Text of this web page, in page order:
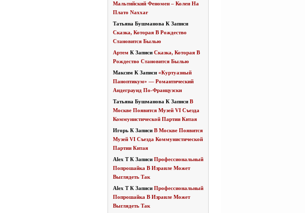
Мальтийский Феномен – Колеи На
Плато Naxxar
Татьяна Бушманова К Записи
Сказка, Которая В Рождество
Становится Былью
Артем К Записи Сказка, Которая В
Рождество Становится Былью
Максим К Записи «Куртуазный
Паноптикум» — Романтический
Андеграунд По-Французски
Татьяна Бушманова К Записи В
Москве Появится Музей VI Съезда
Коммунистической Партии Китая
ИгорьК Записи В Москве Появится
Музей VI Съезда Коммунистической
Партии Китая
Alex TК Записи Профессиональный
Попрошайка В Израиле Может
Выглядеть Так
Alex TК Записи Профессиональный
Попрошайка В Израиле Может
Выглядеть Так